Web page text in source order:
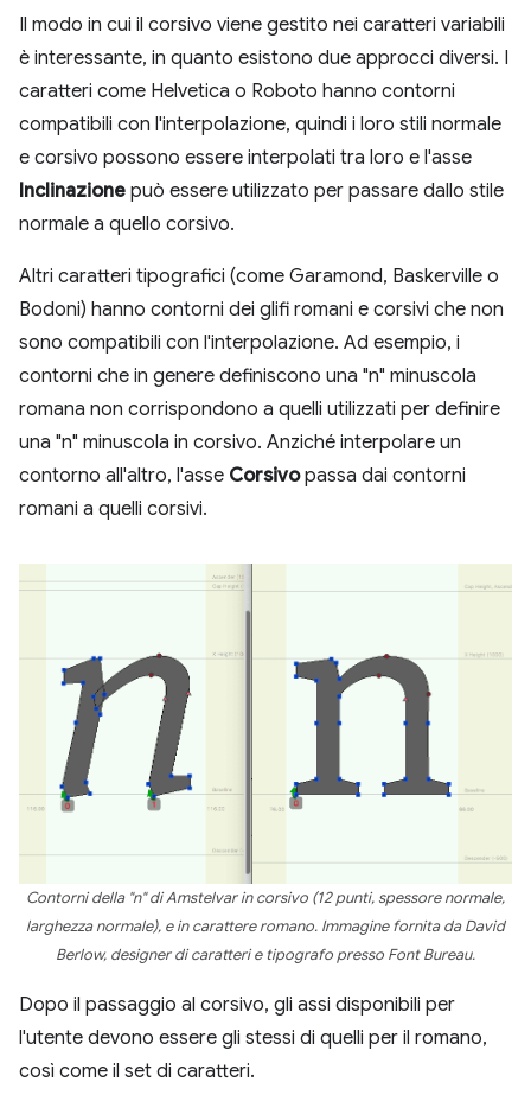
Il modo in cui il corsivo viene gestito nei caratteri variabili
è interessante, in quanto esistono due approcci diversi. I
caratteri come Helvetica o Roboto hanno contorni
compatibili con l'interpolazione, quindi i loro stili normale
e corsivo possono essere interpolati tra loro e l'asse
Inclinazione può essere utilizzato per passare dallo stile
normale a quello corsivo.
Altri caratteri tipografici (come Garamond, Baskerville o
Bodoni) hanno contorni dei glifi romani e corsivi che non
sono compatibili con l'interpolazione. Ad esempio, i
contorni che in genere definiscono una "n" minuscola
romana non corrispondono a quelli utilizzati per definire
una "n" minuscola in corsivo. Anziché interpolare un
contorno all'altro, l'asse Corsivopassa dai contorni
romani a quelli corsivi.
Contorni della "n" di Amstelvar in corsivo (12 punti, spessore normale,
larghezza normale), e in carattere romano. Immagine fornita da David
Berlow, designer di caratteri e tipografo presso Font Bureau.
Dopo il passaggio al corsivo, gli assi disponibili per
l'utente devono essere gli stessi di quelli per il romano,
così come il set di caratteri.